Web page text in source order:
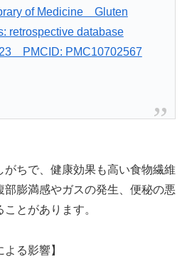
of Medicine＿Gluten
retrospective database
＿PMCID: PMC10702567
ちで、健康効果も高い食物繊維
部膨満感やガスの発生、便秘の悪
とがあります。
る影響】